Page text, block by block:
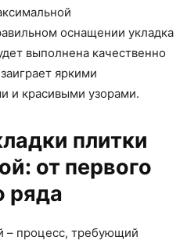
оснащении укладка
выполнена качественно
яркими
и красивыми узорами.
плитки
от первого
ряда
– процесс, требующий